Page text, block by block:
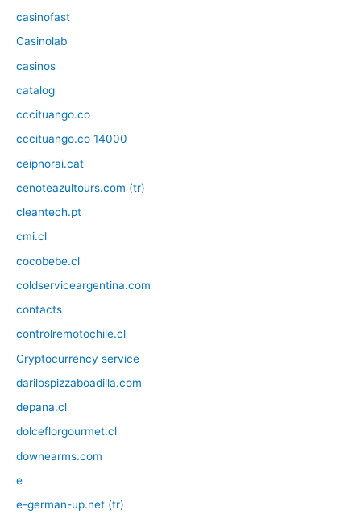
casinofast
Casinolab
casinos
catalog
cccituango.co
cccituango.co 14000
ceipnorai.cat
cenoteazultours.com (tr)
cleantech.pt
cmi.cl
cocobebe.cl
coldserviceargentina.com
contacts
controlremotochile.cl
Cryptocurrency service
darilospizzaboadilla.com
depana.cl
dolceflorgourmet.cl
downearms.com
e
e-german-up.net (tr)